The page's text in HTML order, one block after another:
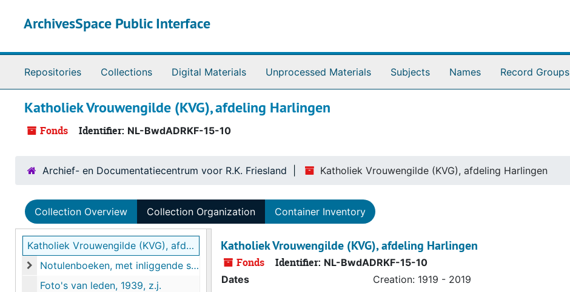
ArchivesSpace Public Interface
Repositories Collections Digital Materials Unprocessed Materials Subjects Names Record Groups
Katholiek Vrouwengilde (KVG), afdeling Harlingen
Fonds Identifier: NL-BwdADRKF-15-10
Archief- en Documentatiecentrum voor R.K. Friesland Katholiek Vrouwengilde (KVG), afdeling Harlingen
Collection Overview Collection Organization Container Inventory
Katholiek Vrouwengilde (KVG), afdeling Harlingen
Notulenboeken, met inliggende stukken, met foto, 1919 - 2000
Notulenboeken, met inliggende stukken, met foto, 1919 - 2000
Foto's van leden, 1939, z.j.
Katholiek Vrouwengilde (KVG), afdeling Harlingen
Fonds Identifier: NL-BwdADRKF-15-10
Dates
Creation: 1919 - 2019